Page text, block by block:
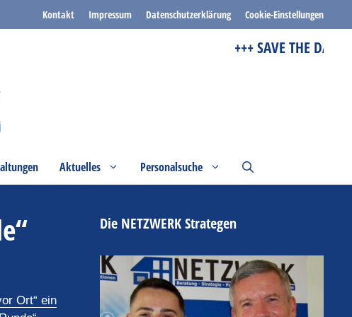
Kontakt Impressum Datenschutzerklärung Cookie-Einstellungen
+++ SAVE THE DATE +++
Aktuelles Personalsuche
Ort“ ein
Die NETZWERK Strategen